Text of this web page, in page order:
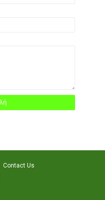
Contact Us